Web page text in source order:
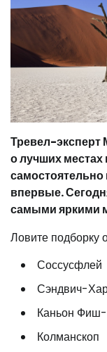
Тревел-эксперт
о лучших
впервые.
самыми яркими
Ловите подборку
Соссусфлей
Сэндвич-
Каньон
Колманскоп